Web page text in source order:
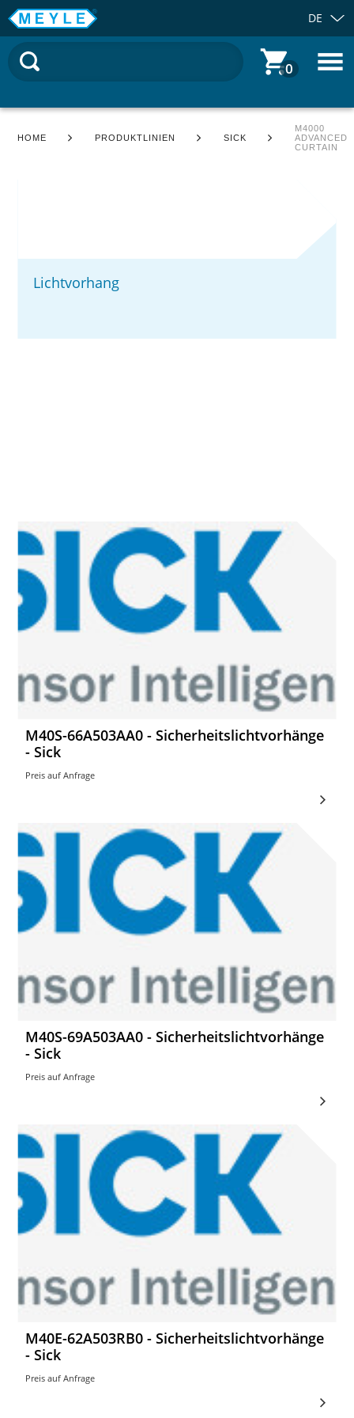
DE
0
HOME PRODUKTLINIEN SICK
M4000
ADVANCED
CURTAIN
Lichtvorhang
M40S-66A503AA0 - Sicherheitslichtvorhänge
- Sick
Preis auf Anfrage
M40S-69A503AA0 - Sicherheitslichtvorhänge
- Sick
Preis auf Anfrage
M40E-62A503RB0 - Sicherheitslichtvorhänge
- Sick
Preis auf Anfrage